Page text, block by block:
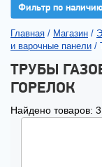
Фильтр по наличию
Главная / Магазин /
и варочные панели /
ТРУБЫ
ГОРЕЛОК
Найдено товаров: